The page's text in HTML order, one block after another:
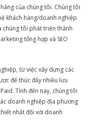
của chúng tôi. Chúng tôi
khách hàng/doanh nghiệp
chúng tôi phát triển thành
tổng hợp và SEO
từ việc xây dựng các
để thúc đẩy nhiều lưu
Tính đến nay, chúng tôi
doanh nghiệp địa phương
nhất đối với doanh